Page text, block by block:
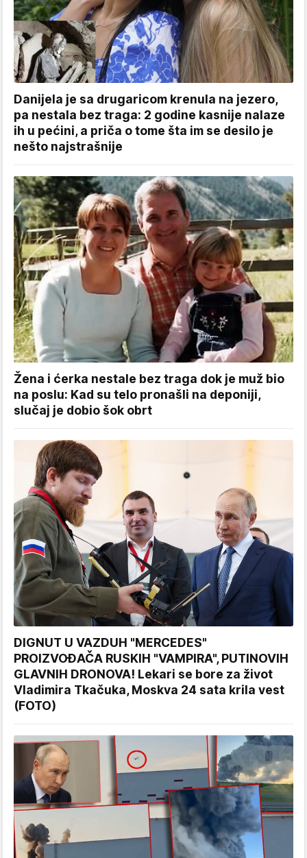
Danijela je sa drugaricom krenula na jezero,
pa nestala bez traga: 2 godine kasnije nalaze
ih u pećini, a priča o tome šta im se desilo je
nešto najstrašnije
Žena i ćerka nestale bez traga dok je muž bio
na poslu: Kad su telo pronašli na deponiji,
slučaj je dobio šok obrt
DIGNUT U VAZDUH "MERCEDES"
PROIZVOĐAČA RUSKIH "VAMPIRA", PUTINOVIH
GLAVNIH DRONOVA! Lekari se bore za život
Vladimira Tkačuka, Moskva 24 sata krila vest
(FOTO)